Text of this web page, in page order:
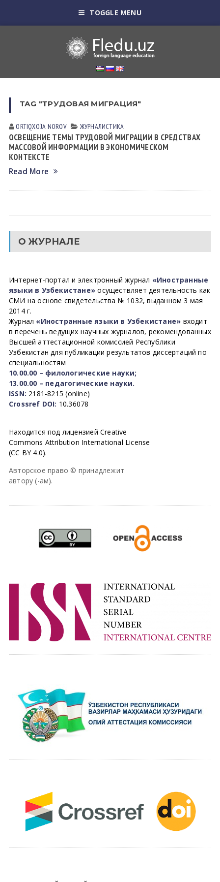
TOGGLE MENU
TAG "ТРУДОВАЯ МИГРАЦИЯ"
ORTIQXO‘JA NOROV ЖУРНАЛИСТИКА
ОСВЕЩЕНИЕ ТЕМЫ ТРУДОВОЙ МИГРАЦИИ В СРЕДСТВАХ
МАССОВОЙ ИНФОРМАЦИИ В ЭКОНОМИЧЕСКОМ
КОНТЕКСТЕ
Read More
О ЖУРНАЛЕ
Интернет-портал и электронный журнал «Иностранные
языки в Узбекистане» осуществляет деятельность как
СМИ на основе свидетельства № 1032, выданном 3 мая
2014 г.
Журнал «Иностранные языки в Узбекистане» входит
в перечень ведущих научных журналов, рекомендованных
Высшей аттестационной комиссией Республики
Узбекистан для публикации результатов диссертаций по
специальностям
10.00.00 – филологические науки;
13.00.00 – педагогические науки.
ISSN: 2181-8215 (online)
Crossref DOI: 10.36078
Находится под лицензией Creative
Commons Attribution International License
(CC BY 4.0).
Авторское право © принадлежит
автору (-ам).